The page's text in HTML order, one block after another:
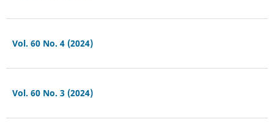
Vol. 60 No. 4 (2024)
Vol. 60 No. 3 (2024)